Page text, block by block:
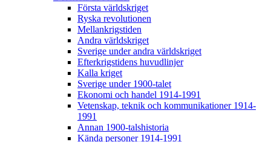
Första världskriget
Ryska revolutionen
Mellankrigstiden
Andra världskriget
Sverige under andra världskriget
Efterkrigstidens huvudlinjer
Kalla kriget
Sverige under 1900-talet
Ekonomi och handel 1914-1991
Vetenskap, teknik och kommunikationer 1914-
1991
Annan 1900-talshistoria
Kända personer 1914-1991